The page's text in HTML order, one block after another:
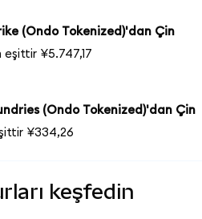
(Ondo Tokenized)'dan Çin
eşittir ¥5.747,17
(Ondo Tokenized)'dan Çin
¥334,26
keşfedin